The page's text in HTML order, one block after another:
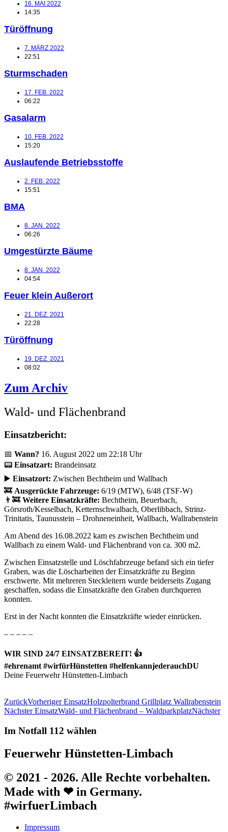
16. MAI 2022
14:35
Türöffnung
7. MÄRZ 2022
22:51
Sturmschaden
17. FEB. 2022
06:22
Gasalarm
10. FEB. 2022
15:20
Auslaufende Betriebsstoffe
2. FEB. 2022
15:51
BMA
8. JAN. 2022
06:26
Umgestürzte Bäume
8. JAN. 2022
04:54
Feuer klein Außerort
21. DEZ. 2021
22:28
Türöffnung
19. DEZ. 2021
08:02
Zum Archiv
Wald- und Flächenbrand
Einsatzbericht:
📅 Wann? 16. August 2022 um 22:18 Uhr
📟 Einsatzart: Brandeinsatz
▶️ Einsatzort: Zwischen Bechtheim und Wallbach
🚒 Ausgerückte Fahrzeuge: 6/19 (MTW), 6/48 (TSF-W)
👨‍🚒 Weitere Einsatzkräfte: Bechtheim, Beuerbach,
Görsroth/Kesselbach, Ketternschwalbach, Oberlibbach, Strinz-
Trinitatis, Taunusstein – Drohneneinheit, Wallbach, Wallrabenstein
Am Abend des 16.08.2022 kam es zwischen Bechtheim und
Wallbach zu einem Wald- und Flächenbrand von ca. 300 m2.
Zwischen Einsatzstelle und Löschfahrzeuge befand sich ein tiefer
Graben, was die Löscharbeiten der Einsatzkräfte zu Beginn
erschwerte. Mit mehreren Steckleitern wurde beiderseits Zugang
geschaffen, sodass die Einsatzkräfte den Graben durchqueren
konnten.
Erst in der Nacht konnten die Einsatzkräfte wieder einrücken.
– – – – –
WIR SIND 24/7 EINSATZBEREIT! 👍
#ehrenamt #wirfürHünstetten #helfenkannjederauchDU
Deine Feuerwehr Hünstetten-Limbach
ZurückVorheriger EinsatzHolzpolterbrand Grillplatz Wallrabenstein
Nächster EinsatzWald- und Flächenbrand – WaldparkplatzNächster
Im Notfall 112 wählen
Feuerwehr Hünstetten-Limbach
© 2021 - 2026. Alle Rechte vorbehalten.
Made with ❤ in Germany.
#wirfuerLimbach
Impressum